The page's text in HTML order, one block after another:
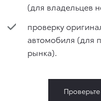
(для владельцев
проверку
автомобиля (для
рынка).